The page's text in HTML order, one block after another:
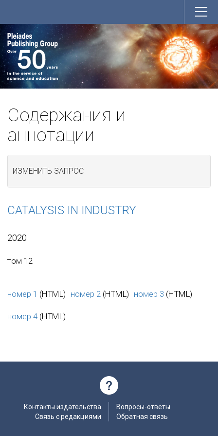
Содержания и
аннотации
ИЗМЕНИТЬ ЗАПРОС
CATALYSIS IN INDUSTRY
2020
том 12
номер 1 (HTML) номер 2 (HTML) номер 3 (HTML)
номер 4 (HTML)
Контакты издательства
Связь с редакциями
Вопросы-ответы
Обратная связь